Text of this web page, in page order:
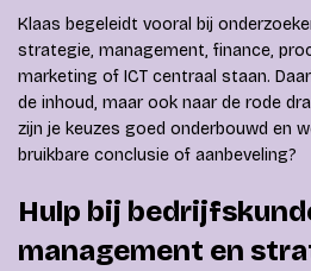
Klaas begeleidt vooral bij
strategie, management, finance,
marketing of ICT centraal staan.
de inhoud, maar ook naar de rode
zijn je keuzes goed onderbouwd en
bruikbare conclusie of aanbeveling?
Hulp bij
management en